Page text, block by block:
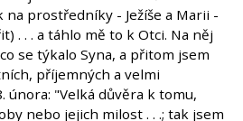
prostředníky - Ježíše a Marii -
. . . a táhlo mě to k Otci. Na něj
se týkalo Syna, a přitom jsem
příjemných a velmi
února: "Velká důvěra k tomu,
nebo jejich milost . . .; tak jsem